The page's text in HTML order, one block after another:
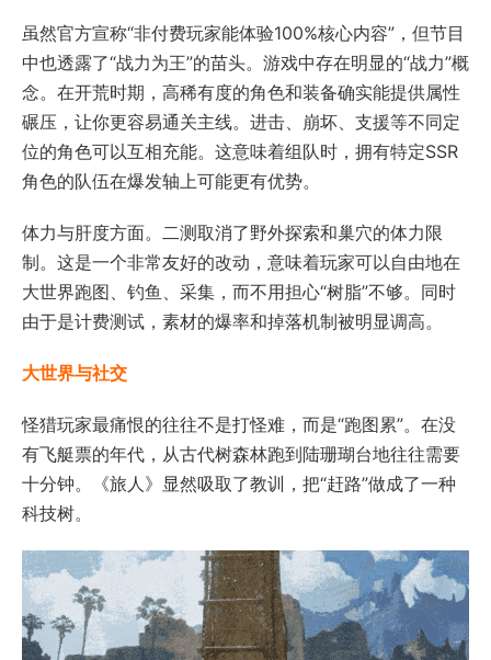
虽然官方宣称“非付费玩家能体验100%核心内容”，但节目
中也透露了“战力为王”的苗头。游戏中存在明显的“战力”概
念。在开荒时期，高稀有度的角色和装备确实能提供属性
碾压，让你更容易通关主线。进击、崩坏、支援等不同定
位的角色可以互相充能。这意味着组队时，拥有特定SSR
角色的队伍在爆发轴上可能更有优势。
体力与肝度方面。二测取消了野外探索和巢穴的体力限
制。这是一个非常友好的改动，意味着玩家可以自由地在
大世界跑图、钓鱼、采集，而不用担心“树脂”不够。同时
由于是计费测试，素材的爆率和掉落机制被明显调高。
大世界与社交
怪猎玩家最痛恨的往往不是打怪难，而是“跑图累”。在没
有飞艇票的年代，从古代树森林跑到陆珊瑚台地往往需要
十分钟。《旅人》显然吸取了教训，把“赶路”做成了一种
科技树。